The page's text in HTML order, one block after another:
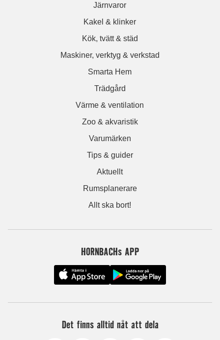
Järnvaror
Kakel & klinker
Kök, tvätt & städ
Maskiner, verktyg & verkstad
Smarta Hem
Trädgård
Värme & ventilation
Zoo & akvaristik
Varumärken
Tips & guider
Aktuellt
Rumsplanerare
Allt ska bort!
HORNBACHs APP
Det finns alltid nåt att dela